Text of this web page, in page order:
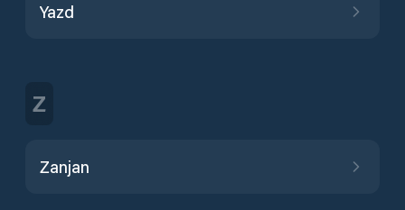
Yazd
Z
Zanjan